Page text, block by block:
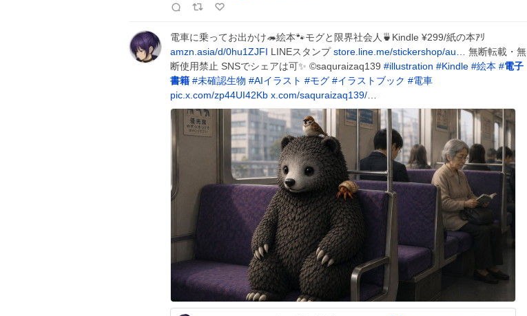
電車に乗ってお出かけ🦔絵本🐾モグと限界社会人🍵Kindle ¥299/紙の本ｱﾘ
amzn.asia/d/0hu1ZJFI LINEスタンプstore.line.me/stickershop/au…
無断転載・無
断使用禁止 SNSでシェアは可✨ ©saquraizaq139 #illustration #Kindle #絵本 #電子
書籍 #未確認生物 #AIイラスト #モグ #イラストブック #電車
pic.x.com/zp44UI42Kb x.com/saquraizaq139/…